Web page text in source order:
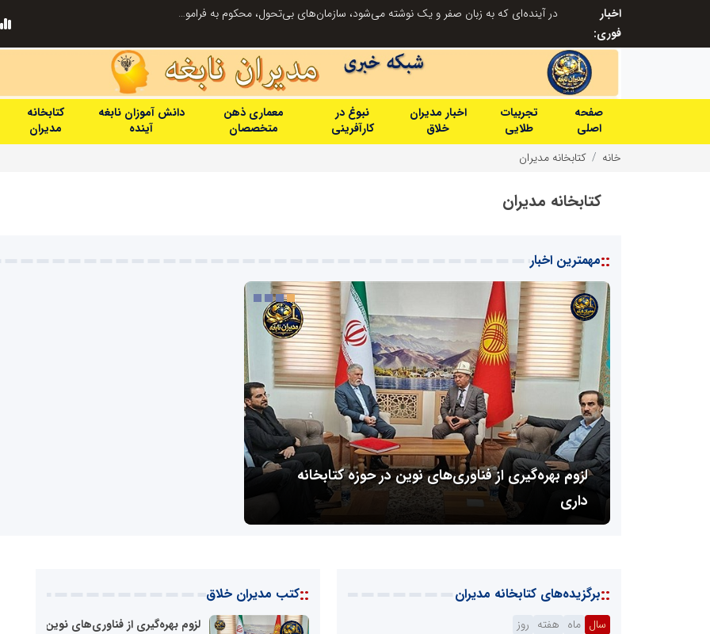
اخبار
فوری:
نوآوری و یادگیری دیجیتال؛ کلید تحول در مدیریت مدارس فردا
صفحه
اصلی
تجربیات
طلایی
اخبار مدیران
خلاق
نبوغ در
کارآفرینی
معماری ذهن
متخصصان
دانش آموزان نابغه
آینده
کتابخانه
مدیران
خانه
کتابخانه مدیران
کتابخانه مدیران
::مهمترین اخبار
لزوم بهره‌گیری از فناوری‌های نوین در حوزه کتابخانه
داری
معرفی کتاب «۱۰ تکنیک طلایی افزایش فروش»؛
تجربه‌های فروشندگان موفق جهان در یک کتاب
::برگزیده‌های کتابخانه مدیران
سال ماه هفته روز
::کتب مدیران خلاق
لزوم بهره‌گیری از فناوری‌های نوین